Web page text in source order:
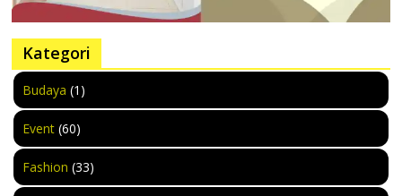
Kategori
Budaya (1)
Event (60)
Fashion (33)